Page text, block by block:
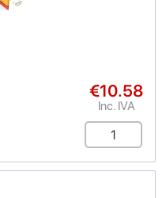
€10.58
Inc. IVA